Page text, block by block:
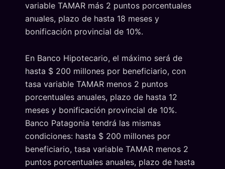
variable TAMAR más 2 puntos porcentuales
anuales, plazo de hasta 18 meses y
bonificación provincial de 10%.
En Banco Hipotecario, el máximo será de
hasta $ 200 millones por beneficiario, con
tasa variable TAMAR menos 2 puntos
porcentuales anuales, plazo de hasta 12
meses y bonificación provincial de 10%.
Banco Patagonia tendrá las mismas
condiciones: hasta $ 200 millones por
beneficiario, tasa variable TAMAR menos 2
puntos porcentuales anuales, plazo de hasta